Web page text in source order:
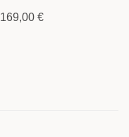
169,00 €